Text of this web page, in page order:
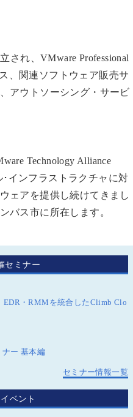
され、VMware Professional
、関連ソフトウェア販売サ
アウトソーシング・サービ
Technology Alliance
･インフラストラクチャに対
ェアを提供し続けてきまし
バス市に所在します。
セミナー
EDR・RMMを統合したClimb Clo
ナー 基本編
セミナー情報一覧
ベント